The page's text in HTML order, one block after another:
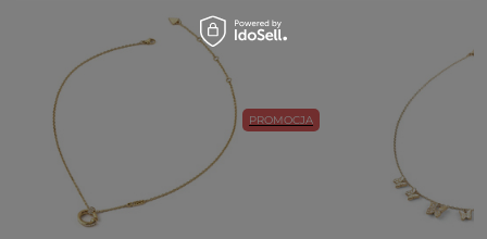
PROMOCJA